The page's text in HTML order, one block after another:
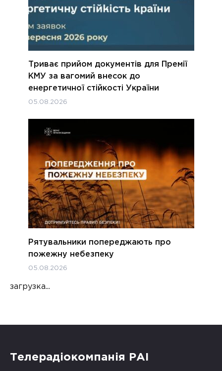
Триває прийом документів для Премії
КМУ за вагомий внесок до
енергетичної стійкості України
05.08.2026
Рятувальники попереджають про
пожежну небезпеку
05.08.2026
загрузка...
Телерадіокомпанія РАІ